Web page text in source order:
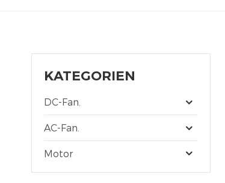
KATEGORIEN
DC-Fan.
AC-Fan.
Motor